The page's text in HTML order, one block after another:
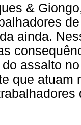
&
ainda.
assalto
que atuam